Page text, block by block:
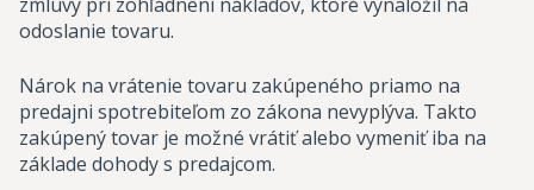
odoslanie tovaru.
Nárok na vrátenie tovaru zakúpeného priamo na
predajni spotrebiteľom zo zákona nevyplýva. Takto
zakúpený tovar je možné vrátiť alebo vymeniť iba na
základe dohody s predajcom.